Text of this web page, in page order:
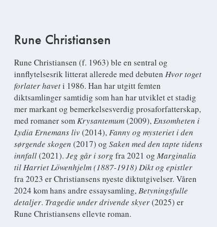
Rune Christiansen
Rune Christiansen (f. 1963) ble en sentral og
innflytelsesrik litterat allerede med debuten Hvor toget
forlater haveti 1986. Han har utgitt femten
diktsamlinger samtidig som han har utviklet et stadig
mer markant og bemerkelsesverdig prosaforfatterskap,
med romaner somKrysantemum(2009),Ensomheten i
Lydia Ernemans liv(2014),Fanny og mysteriet i den
sørgende skogen (2017) og Saken med den tapte tidens
innfall(2021). Jeg går i sorg fra 2021 og Marginalia
til Harriet Löwenhjelm (1887-1918) Dikt og epistler
fra 2023 er Christiansens nyeste diktutgivelser. Våren
2024 kom hans andre essaysamling,Betyningsfulle
detaljer. Tragedie under drivende skyer(2025) er
Rune Christiansens ellevte roman.